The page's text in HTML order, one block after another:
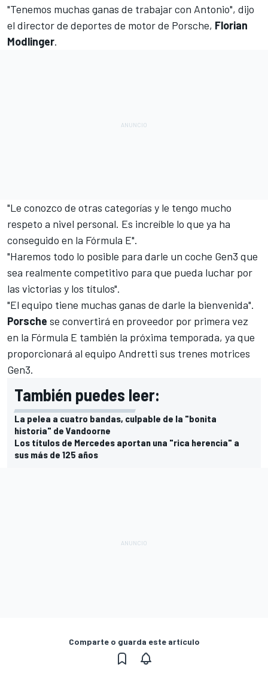
"Tenemos muchas ganas de trabajar con Antonio", dijo
el director de deportes de motor de Porsche, Florian
Modlinger.
"Le conozco de otras categorías y le tengo mucho
respeto a nivel personal. Es increíble lo que ya ha
conseguido en la Fórmula E".
"Haremos todo lo posible para darle un coche Gen3 que
sea realmente competitivo para que pueda luchar por
las victorias y los títulos".
"El equipo tiene muchas ganas de darle la bienvenida".
Porsche se convertirá en proveedor por primera vez
en la Fórmula E también la próxima temporada, ya que
proporcionará al equipo Andretti sus trenes motrices
Gen3.
También puedes leer:
La pelea a cuatro bandas, culpable de la "bonita
historia" de Vandoorne
Los títulos de Mercedes aportan una "rica herencia" a
sus más de 125 años
Comparte o guarda este artículo